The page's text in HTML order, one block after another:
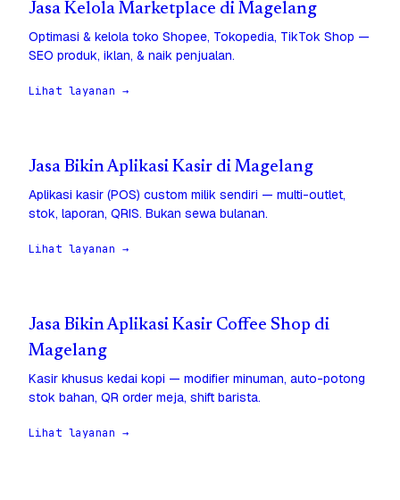
Jasa Kelola Marketplace di Magelang
Optimasi & kelola toko Shopee, Tokopedia, TikTok Shop —
SEO produk, iklan, & naik penjualan.
Lihat layanan →
Jasa Bikin Aplikasi Kasir di Magelang
Aplikasi kasir (POS) custom milik sendiri — multi-outlet,
stok, laporan, QRIS. Bukan sewa bulanan.
Lihat layanan →
Jasa Bikin Aplikasi Kasir Coffee Shop di
Magelang
Kasir khusus kedai kopi — modifier minuman, auto-potong
stok bahan, QR order meja, shift barista.
Lihat layanan →